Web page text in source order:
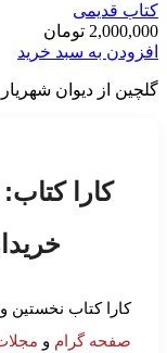
کتاب قدیمی
2,000,000 تومان
افزودن به سبد خرید
گلچین از دیوان شهریار
کارا
کارا کتاب
صفحه گرام و